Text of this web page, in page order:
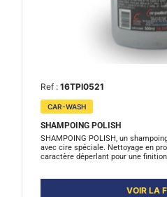
Ref : 16TPI0521
CAR-WASH
SHAMPOING POLISH
SHAMPOING POLISH, un
avec cire spéciale. Nettoyage en
caractère déperlant pour une
VOIR LA